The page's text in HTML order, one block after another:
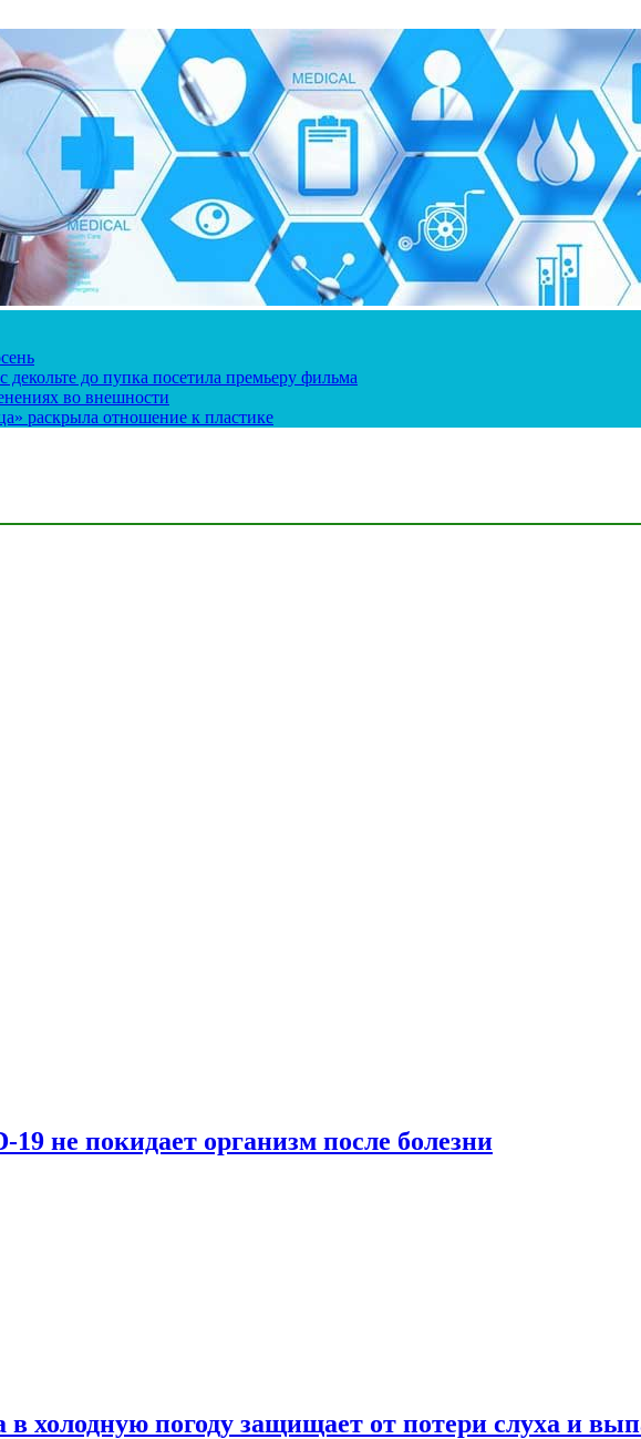
декольте до пупка посетила премьеру фильма
во внешности
раскрыла отношение к пластике
19 не покидает организм после болезни
холодную погоду защищает от потери слуха и